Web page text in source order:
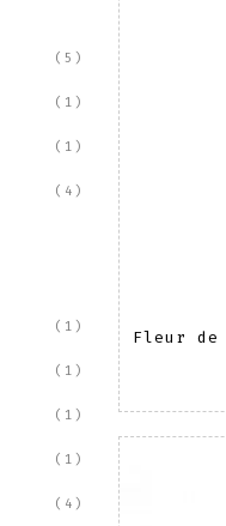
(5)
(1)
(1)
(4)
(1)
(1)
(1)
(1)
(4)
Fleur de